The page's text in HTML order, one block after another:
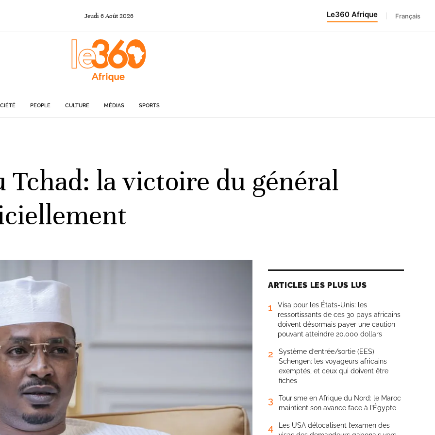
Jeudi 6Août 2026 Le360 Afrique Français
PEOPLE CULTURE MÉDIAS SPORTS
Tchad: la victoire du général
ARTICLES LES PLUS LUS
1
Visa pour les États-Unis: les
ressortissants de ces 30 pays africains
doivent désormais payer une caution
pouvant atteindre 20.000 dollars
2
Système d’entrée/sortie (EES)
Schengen: les voyageurs africains
exemptés, et ceux qui doivent être
fichés
3
Tourisme en Afrique du Nord: le Maroc
maintient son avance face à l’Égypte
4
Les USA délocalisent l’examen des